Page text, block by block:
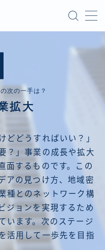
次の一手は？
拡大
どどうすればいい？」
？」事業の成長や拡大
面するものです。この
アの見つけ方、地域密
種とのネットワーク構
ジョンを実現するため
います。次のステージ
活用して一歩先を目指